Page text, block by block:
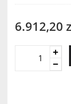
6.912,20